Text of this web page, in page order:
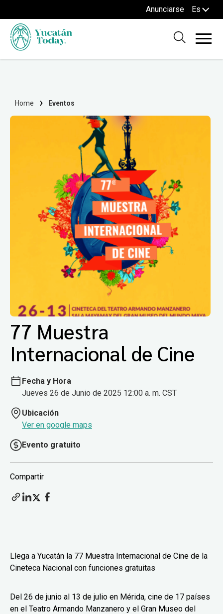
Anunciarse Es
Home Eventos
77 Muestra
Internacional de Cine
Fecha y Hora
Jueves 26 de Junio de 2025 12:00 a. m. CST
Ubicación
Ver en google maps
Evento gratuito
Compartir
Llega a Yucatán la 77 Muestra Internacional de Cine de la
Cineteca Nacional con funciones gratuitas
Del 26 de junio al 13 de julio en Mérida, cine de 17 países
en el Teatro Armando Manzanero y el Gran Museo del